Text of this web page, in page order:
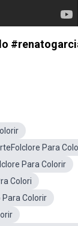
Para
Para Colorir
Colori
Para Colorir